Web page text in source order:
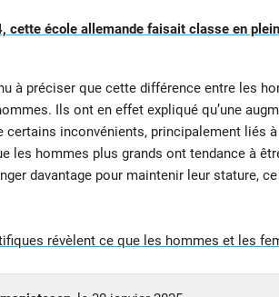
cette école allemande faisait classe en
à préciser que cette différence entre les
Ils ont en effet expliqué qu’une
certains inconvénients, principalement liés
les hommes plus grands ont tendance à
davantage pour maintenir leur stature,
révèlent ce que les hommes et les